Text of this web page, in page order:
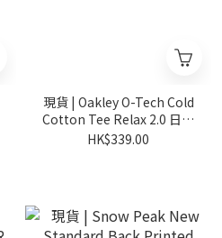
現貨 | Oakley O-Tech Cold
Cotton Tee Relax 2.0 日本
限定
HK$339.00